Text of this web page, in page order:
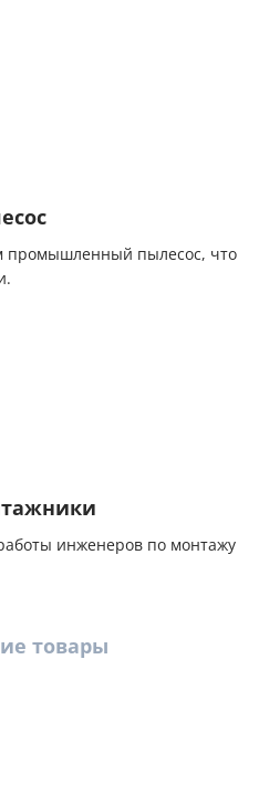
промышленный пылесос, что
инженеров по монтажу
товары